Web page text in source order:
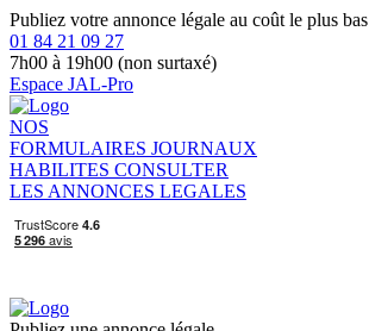
Publiez votre annonce légale au coût le plus bas
01 84 21 09 27
7h00 à 19h00 (non surtaxé)
Espace JAL-Pro
NOS
FORMULAIRES JOURNAUX
HABILITES CONSULTER
LES ANNONCES LEGALES